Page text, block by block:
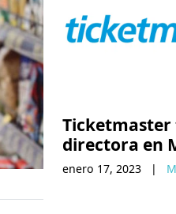
Ticketmaster
directora en
enero 17, 2023 |